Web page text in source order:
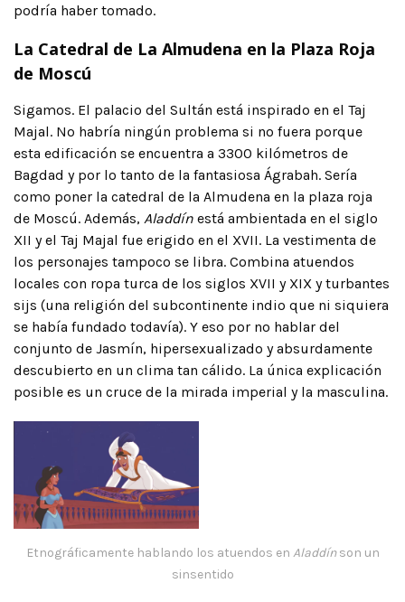
podría haber tomado.
La Catedral de La Almudena en la Plaza Roja
de Moscú
Sigamos. El palacio del Sultán está inspirado en el Taj
Majal. No habría ningún problema si no fuera porque
esta edificación se encuentra a 3300 kilómetros de
Bagdad y por lo tanto de la fantasiosa Ágrabah. Sería
como poner la catedral de la Almudena en la plaza roja
de Moscú. Además, Aladdín está ambientada en el siglo
XII y el Taj Majal fue erigido en el XVII. La vestimenta de
los personajes tampoco se libra. Combina atuendos
locales con ropa turca de los siglos XVII y XIX y turbantes
sijs (una religión del subcontinente indio que ni siquiera
se había fundado todavía). Y eso por no hablar del
conjunto de Jasmín, hipersexualizado y absurdamente
descubierto en un clima tan cálido. La única explicación
posible es un cruce de la mirada imperial y la masculina.
Etnográficamente hablando los atuendos en Aladdínson un
sinsentido